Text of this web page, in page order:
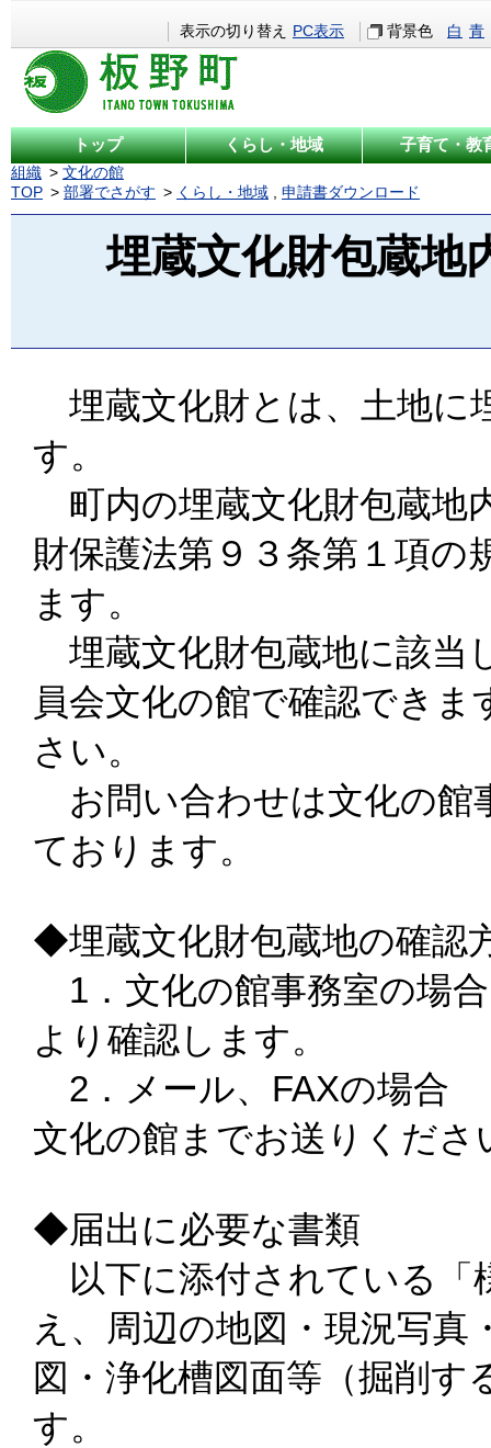
表示の切り替え PC表示 背景色 白 青
トップ くらし・地域 子育て・教
組織
文化の館
TOP
部署でさがす くらし・地域 , 申請書ダウンロード
埋蔵文化財包蔵地
埋蔵文化財とは、土地に
す。
町内の埋蔵文化財包蔵地
財保護法第９３条第１項の
ます。
埋蔵文化財包蔵地に該当
員会文化の館で確認でき
さい。
お問い合わせは文化の館
ております。
◆埋蔵文化財包蔵地の確認
1．文化の館事務室の場
より確認します。
2．メール、FAXの場
文化の館までお送りくださ
◆届出に必要な書類
以下に添付されている「
え、周辺の地図・現況写真
図・浄化槽図面等（掘削
す。